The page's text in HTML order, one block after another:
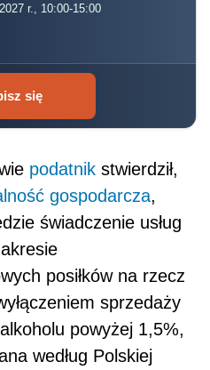
r., 10:00-15:00
się
podatnik stwierdził,
gospodarcza,
świadczenie usług
posiłków na rzecz
sprzedaży
powyżej 1,5%,
według Polskiej